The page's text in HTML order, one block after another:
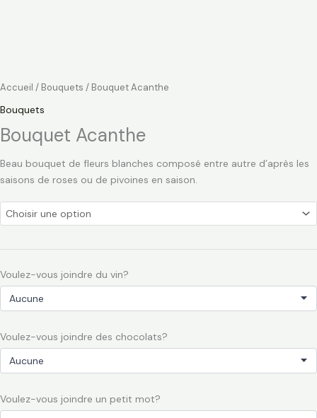
Accueil / Bouquets / Bouquet Acanthe
Bouquets
Bouquet Acanthe
Beau bouquet de fleurs blanches composé entre autre d’après les
saisons de roses ou de pivoines en saison.
Voulez-vous joindre du vin?
Voulez-vous joindre des chocolats?
Voulez-vous joindre un petit mot?